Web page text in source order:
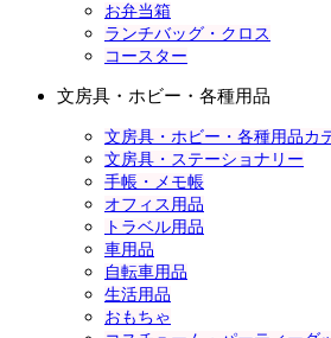
お弁当箱
ランチバッグ・クロス
コースター
文房具・ホビー・各種用品
文房具・ホビー・各種用品カ
文房具・ステーショナリー
手帳・メモ帳
オフィス用品
トラベル用品
車用品
自転車用品
生活用品
おもちゃ